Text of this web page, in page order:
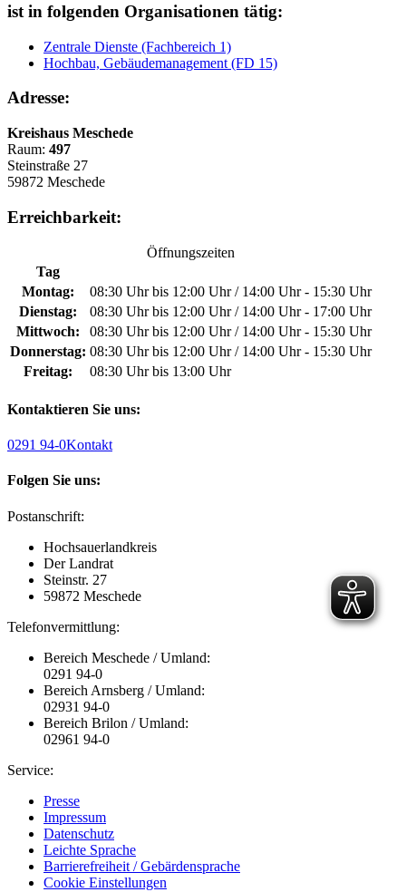
ist in folgenden Organisationen tätig:
Zentrale Dienste (Fachbereich 1)
Hochbau, Gebäudemanagement (FD 15)
Adresse:
Kreishaus Meschede
Raum: 497
Steinstraße 27
59872 Meschede
Erreichbarkeit:
Öffnungszeiten
Tag
Montag:
08:30 Uhr bis 12:00 Uhr / 14:00 Uhr - 15:30 Uhr
Dienstag:
08:30 Uhr bis 12:00 Uhr / 14:00 Uhr - 17:00 Uhr
Mittwoch:
08:30 Uhr bis 12:00 Uhr / 14:00 Uhr - 15:30 Uhr
Donnerstag: 08:30 Uhr bis 12:00 Uhr / 14:00 Uhr - 15:30 Uhr
Freitag:
08:30 Uhr bis 13:00 Uhr
Kontaktieren Sie uns:
0291 94-0Kontakt
Folgen Sie uns:
Postanschrift:
Hochsauerlandkreis
Der Landrat
Steinstr. 27
59872 Meschede
Telefonvermittlung:
Bereich Meschede / Umland:
0291 94-0
Bereich Arnsberg / Umland:
02931 94-0
Bereich Brilon / Umland:
02961 94-0
Service:
Presse
Impressum
Datenschutz
Leichte Sprache
Barrierefreiheit / Gebärdensprache
Cookie Einstellungen